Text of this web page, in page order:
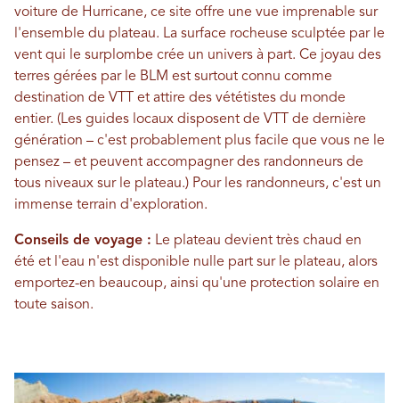
voiture de Hurricane, ce site offre une vue imprenable sur
l'ensemble du plateau. La surface rocheuse sculptée par le
vent qui le surplombe crée un univers à part. Ce joyau des
terres gérées par le BLM est surtout connu comme
destination de VTT et attire des vététistes du monde
entier. (Les guides locaux disposent de VTT de dernière
génération – c'est probablement plus facile que vous ne le
pensez – et peuvent accompagner des randonneurs de
tous niveaux sur le plateau.) Pour les randonneurs, c'est un
immense terrain d'exploration.
Conseils de voyage : Le plateau devient très chaud en
été et l'eau n'est disponible nulle part sur le plateau, alors
emportez-en beaucoup, ainsi qu'une protection solaire en
toute saison.